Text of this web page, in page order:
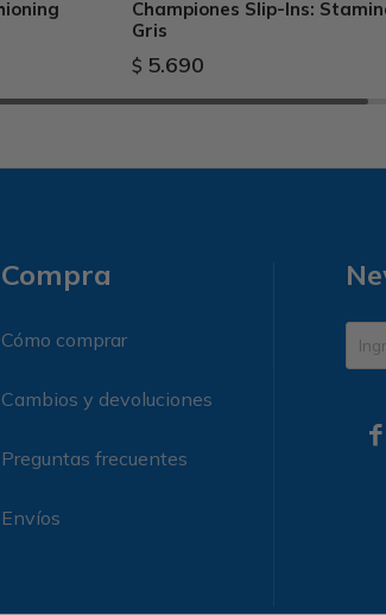
Championes Slip-Ins:
Gris
$ 5.690
Compra
Cómo comprar
Cambios y devoluciones
Preguntas frecuentes
Envíos
